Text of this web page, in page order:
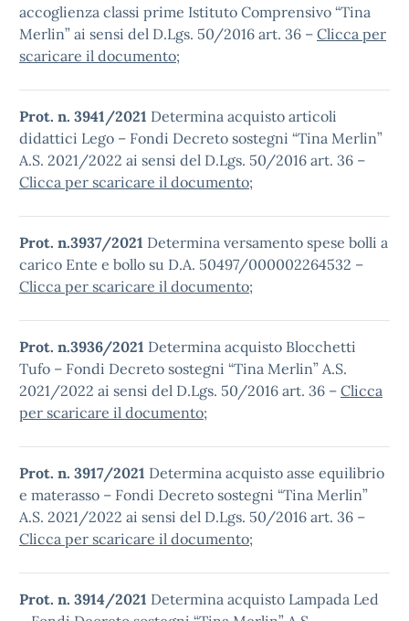
accoglienza classi prime Istituto Comprensivo “Tina
Merlin” ai sensi del D.Lgs. 50/2016 art. 36 – Clicca per
scaricare il documento;
Prot. n. 3941/2021 Determina acquisto articoli
didattici Lego – Fondi Decreto sostegni “Tina Merlin”
A.S. 2021/2022 ai sensi del D.Lgs. 50/2016 art. 36 –
Clicca per scaricare il documento;
Prot. n.3937/2021 Determina versamento spese bolli a
carico Ente e bollo su D.A. 50497/000002264532 –
Clicca per scaricare il documento;
Prot. n.3936/2021 Determina acquisto Blocchetti
Tufo – Fondi Decreto sostegni “Tina Merlin” A.S.
2021/2022 ai sensi del D.Lgs. 50/2016 art. 36 – Clicca
per scaricare il documento;
Prot. n. 3917/2021 Determina acquisto asse equilibrio
e materasso – Fondi Decreto sostegni “Tina Merlin”
A.S. 2021/2022 ai sensi del D.Lgs. 50/2016 art. 36 –
Clicca per scaricare il documento;
Prot. n. 3914/2021 Determina acquisto Lampada Led